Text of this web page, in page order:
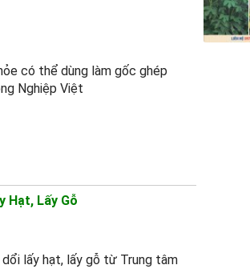
có thể dùng làm gốc ghép
Nghiệp Việt
Hạt, Lấy Gỗ
lấy hạt, lấy gỗ từ Trung tâm